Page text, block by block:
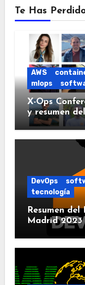
Te Has
AWS
mlops
X-Ops
y resumen
DevOps
tecnología
Resumen
Madrid 2023